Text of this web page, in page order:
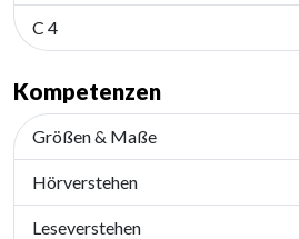
C 4
Kompetenzen
Größen & Maße
Hörverstehen
Leseverstehen